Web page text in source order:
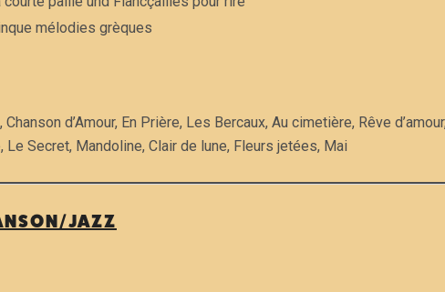
Cinque mélodies grèques
d’Amour, En Prière, Les Bercaux, Au cimetière, Rêve
Le Secret, Mandoline, Clair de lune, Fleurs jetées, Mai
JAZZ